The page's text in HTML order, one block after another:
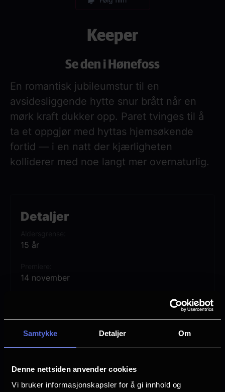
Samtykke Detaljer Om
Denne nettsiden anvender cookies
Vi bruker informasjonskapsler for å gi innhold og
Detaljer
15 år
14 november
Regi
(25 stemmer 62.80%)
Keeper
Se den i Hønefoss
En romantisk jubileumstur til en
avsidesliggende hytte snur brått når en
mørk kraft dukker opp. Paret tvinges til å
ta et oppgjør med hyttas hjemsøkende
fortid — i en natt der kjærligheten
kolliderer med noe langt mer overnaturlig.